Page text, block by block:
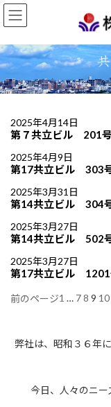
コ
ン
ン
ツ
へ
ス
ナ
ビ
ー
シ
ョ
ン
2025年4月14日
第７共立ビル 201
2025年4月9日
第17共立ビル 303
2025年3月31日
第14共立ビル 304
2025年3月27日
第14共立ビル 502
2025年3月27日
第17共立ビル
前のページ1 … 78 9 10
弊社は、昭和３６年
今日、人々のニー